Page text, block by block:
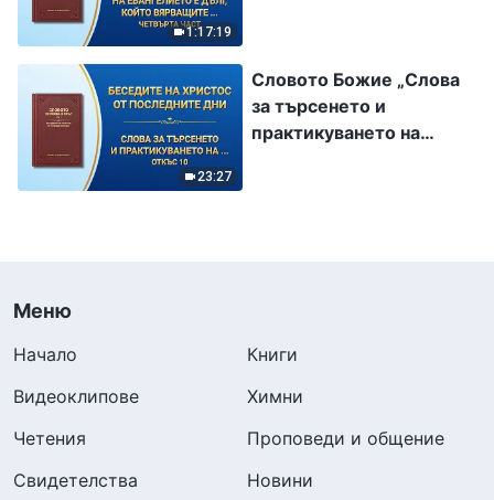
1:17:19
добре“ Четвърта част
23:27
Словото Божие „Слова
за търсенето и
практикуването на
Меню
Начало
Книги
Видеоклипове
Химни
Четения
Проповеди и общение
Свидетелства
Новини